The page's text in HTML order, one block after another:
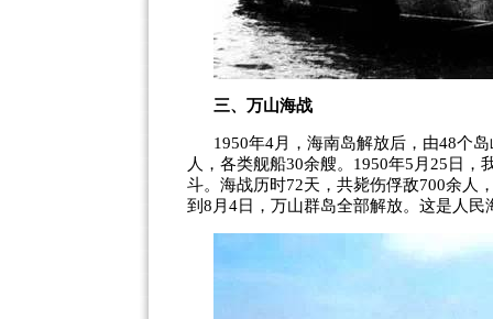
三、万山海战
1950年4月，海南岛解放后，由48个岛
人，各类舰船30余艘。 1950年5 月 25 日，
斗。海战历时72天，共毙伤俘敌700余人
到 8 月 4日，万山群岛全部解放。这是人